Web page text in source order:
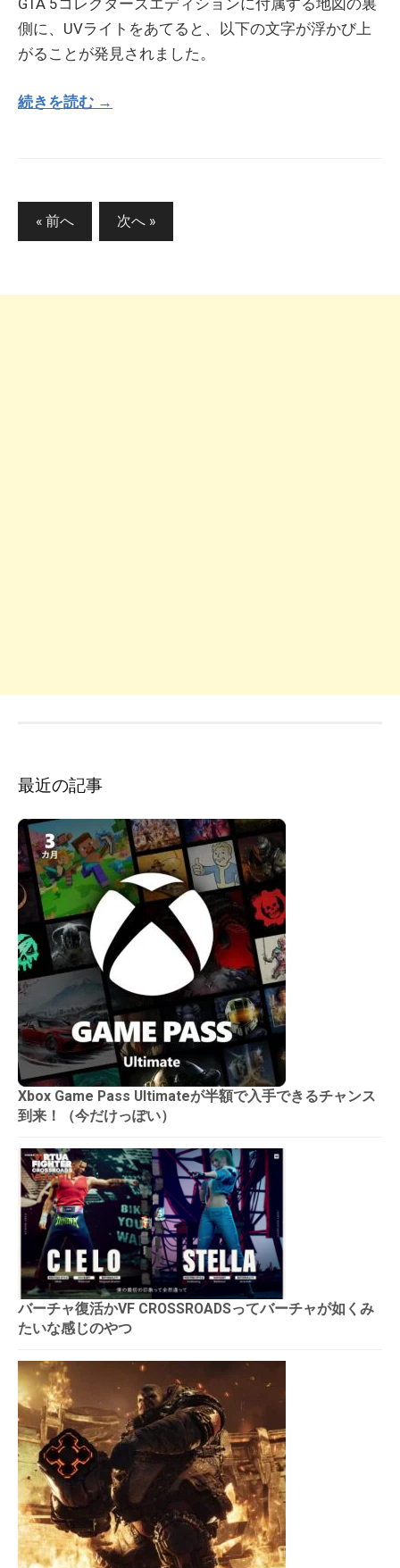
GTA 5コレクターズエディションに付属する地図の裏
側に、UVライトをあてると、以下の文字が浮かび上
がることが発見されました。
続きを読む →
の
« 前へ 次へ »
最近の記事
Xbox Game Pass Ultimateが半額で入手できるチャンス
到来！（今だけっぽい）
バーチャ復活かVF CROSSROADSってバーチャが如くみ
たいな感じのやつ